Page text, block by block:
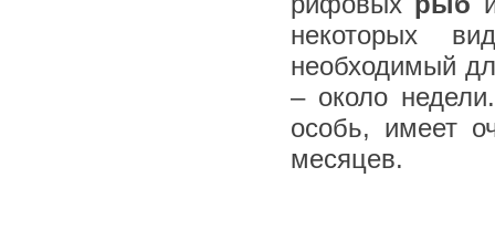
некоторых
необходимый
– около
особь, имеет
месяцев.